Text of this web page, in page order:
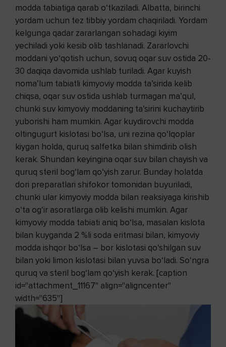
modda tabiatiga qarab o‘tkaziladi. Albatta, birinchi
yordam uchun tez tibbiy yordam chaqiriladi. Yordam
kelgunga qadar zararlangan sohadagi kiyim
yechiladi yoki kesib olib tashlanadi. Zararlovchi
moddani yo‘qotish uchun, sovuq oqar suv ostida 20-
30 daqiqa davomida ushlab turiladi. Agar kuyish
noma’lum tabiatli kimyoviy modda ta’sirida kelib
chiqsa, oqar suv ostida ushlab turmagan ma’qul,
chunki suv kimyoviy moddaning ta’sirini kuchaytirib
yuborishi ham mumkin. Agar kuydirovchi modda
oltingugurt kislotasi bo‘lsa, uni rezina qo‘lqoplar
kiygan holda, quruq salfetka bilan shimdirib olish
kerak. Shundan keyingina oqar suv bilan chayish va
quruq steril bog‘lam qo‘yish zarur. Bunday holatda
dori preparatlari shifokor tomonidan buyuriladi,
chunki ular kimyoviy modda bilan reaksiyaga kirishib
o‘ta og‘ir asoratlarga olib kelishi mumkin. Agar
kimyoviy modda tabiati aniq bo‘lsa, masalan kislota
bilan kuyganda 2 %li soda eritmasi bilan, kimyoviy
modda ishqor bo‘lsa – bor kislotasi qo‘shilgan suv
bilan yoki limon kislotasi bilan yuvsa bo‘ladi. So‘ngra
quruq va steril bog‘lam qo‘yish kerak. [caption
id="attachment_11167" align="aligncenter"
width="635"]